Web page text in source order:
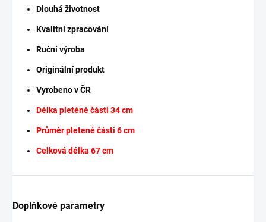
Dlouhá životnost
Kvalitní zpracování
Ruční výroba
Originální produkt
Vyrobeno v ČR
Délka pleténé části 34 cm
Průměr pletené části 6 cm
Celková délka 67 cm
Doplňkové parametry